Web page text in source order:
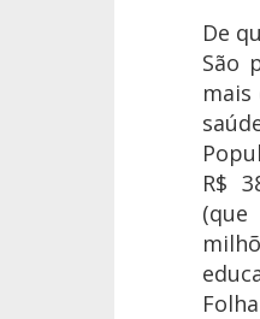
De
São
R$